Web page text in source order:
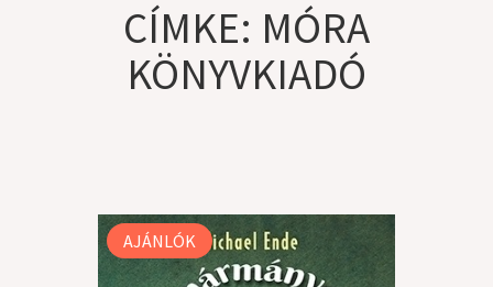
CÍMKE: MÓRA
KÖNYVKIADÓ
AJÁNLÓK